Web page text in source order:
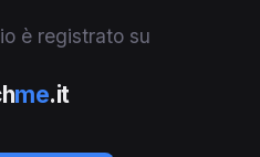
è registrato su
me.it